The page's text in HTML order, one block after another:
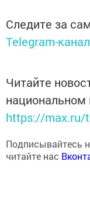
Следите за
Telegram-
Читайте
https://max.ru/
Подписывайтесь
читайте нас